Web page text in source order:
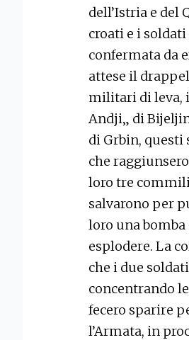
dell’Istria e del
croati e i
confermata da
attese il
militari di leva, i
Andji„ di
di Grbin, questi
che
loro tre
salvarono per
loro una
esplodere. La
che i due
concentrando
fecero sparire
l’Armata, in